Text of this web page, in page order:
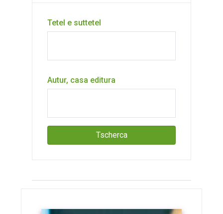
Tetel e suttetel
Autur, casa editura
Tscherca